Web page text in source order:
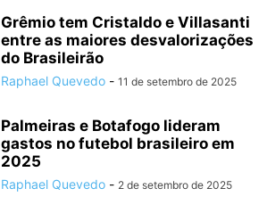
Grêmio tem Cristaldo e Villasanti
entre as maiores desvalorizações
do Brasileirão
Raphael Quevedo - 11 de setembro de 2025
Palmeiras e Botafogo lideram
gastos no futebol brasileiro em
2025
Raphael Quevedo - 2 de setembro de 2025